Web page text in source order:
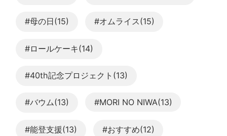
#母の日(15) #オムライス(15)
#ロールケーキ(14)
#40th記念プロジェクト(13)
#バウム(13) #MORI NO NIWA(13)
#能登支援(13) #おすすめ(12)